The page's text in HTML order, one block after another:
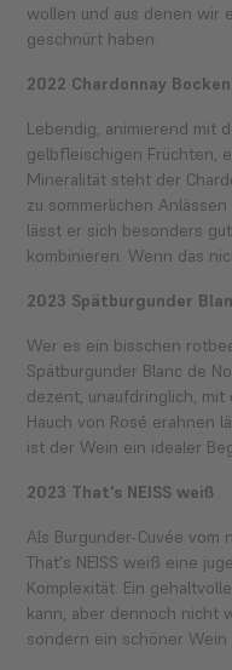
wollen und aus denen wir
geschnürt haben.
2022 Chardonnay
Lebendig, animierend mit
gelbfleischigen Früchten,
Mineralität steht der
zu sommerlichen
lässt er sich besonders
kombinieren. Wenn das
2023 Spätburgunder
Wer es ein bisschen
Spätburgunder Blanc de
dezent, unaufdringlich,
Hauch von Rosé erahnen
ist der Wein ein idealer
2023 That's NEISS weiß
Als Burgunder-Cuvée
That's NEISS weiß eine
Komplexität. Ein
kann, aber dennoch nicht
sondern ein schöner Wein